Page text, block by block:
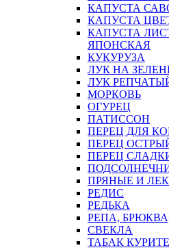
КАПУСТА
КАПУСТА
КАПУСТА
ЯПОНСКАЯ
КУКУРУЗА
ЛУК НА
ЛУК
МОРКОВЬ
ОГУРЕЦ
ПАТИССОН
ПЕРЕЦ ДЛЯ
ПЕРЕЦ
ПЕРЕЦ
ПРЯНЫЕ И
РЕДИС
РЕДЬКА
РЕПА,
СВЕКЛА
ТАБАК